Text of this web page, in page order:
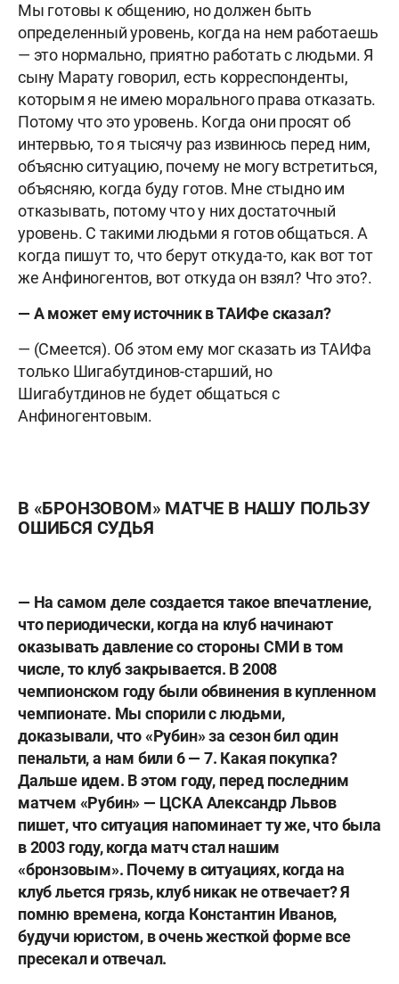
Мы готовы к общению, но должен быть
определенный уровень, когда на нем работаешь
— это нормально, приятно работать с людьми. Я
сыну Марату говорил, есть корреспонденты,
которым я не имею морального права отказать.
Потому что это уровень. Когда они просят об
интервью, то я тысячу раз извинюсь перед ним,
объясню ситуацию, почему не могу встретиться,
объясняю, когда буду готов. Мне стыдно им
отказывать, потому что у них достаточный
уровень. С такими людьми я готов общаться. А
когда пишут то, что берут откуда-то, как вот тот
же Анфиногентов, вот откуда он взял? Что это?.
— А может ему источник в ТАИФе сказал?
— (Смеется). Об этом ему мог сказать из ТАИФа
только Шигабутдинов-старший, но
Шигабутдинов не будет общаться с
Анфиногентовым.
В «БРОНЗОВОМ» МАТЧЕ В НАШУ ПОЛЬЗУ
ОШИБСЯ СУДЬЯ
— На самом деле создается такое впечатление,
что периодически, когда на клуб начинают
оказывать давление со стороны СМИ в том
числе, то клуб закрывается. В 2008
чемпионском году были обвинения в купленном
чемпионате. Мы спорили с людьми,
доказывали, что «Рубин» за сезон бил один
пенальти, а нам били 6 — 7. Какая покупка?
Дальше идем. В этом году, перед последним
матчем «Рубин» — ЦСКА Александр Львов
пишет, что ситуация напоминает ту же, что была
в 2003 году, когда матч стал нашим
«бронзовым». Почему в ситуациях, когда на
клуб льется грязь, клуб никак не отвечает? Я
помню времена, когда Константин Иванов,
будучи юристом, в очень жесткой форме все
пресекал и отвечал.